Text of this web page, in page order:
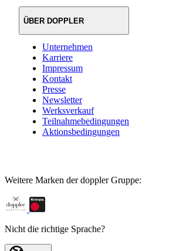
ÜBER DOPPLER
Unternehmen
Karriere
Impressum
Kontakt
Presse
Newsletter
Werksverkauf
Teilnahmebedingungen
Aktionsbedingungen
Weitere Marken der doppler Gruppe:
Nicht die richtige Sprache?